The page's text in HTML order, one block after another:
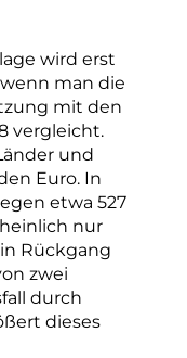
wird erst
man die
mit den
vergleicht.
und
Euro. In
etwa 527
nur
Rückgang
zwei
durch
dieses